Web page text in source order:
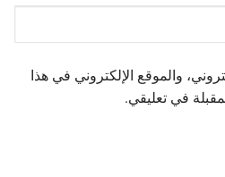
والموقع الإلكتروني في هذا
في تعليقي.